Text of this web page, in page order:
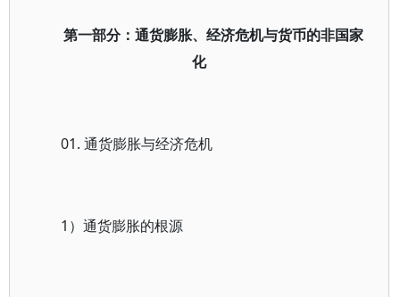
第一部分：通货膨胀、经济危机与货币的非国家
化
01. 通货膨胀与经济危机
1）通货膨胀的根源